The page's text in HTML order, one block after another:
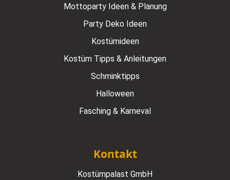
Mottoparty Ideen & Planung
Party Deko Ideen
Kostümideen
Kostüm Tipps & Anleitungen
Schminktipps
Halloween
Fasching & Karneval
Kontakt
Kostümpalast GmbH